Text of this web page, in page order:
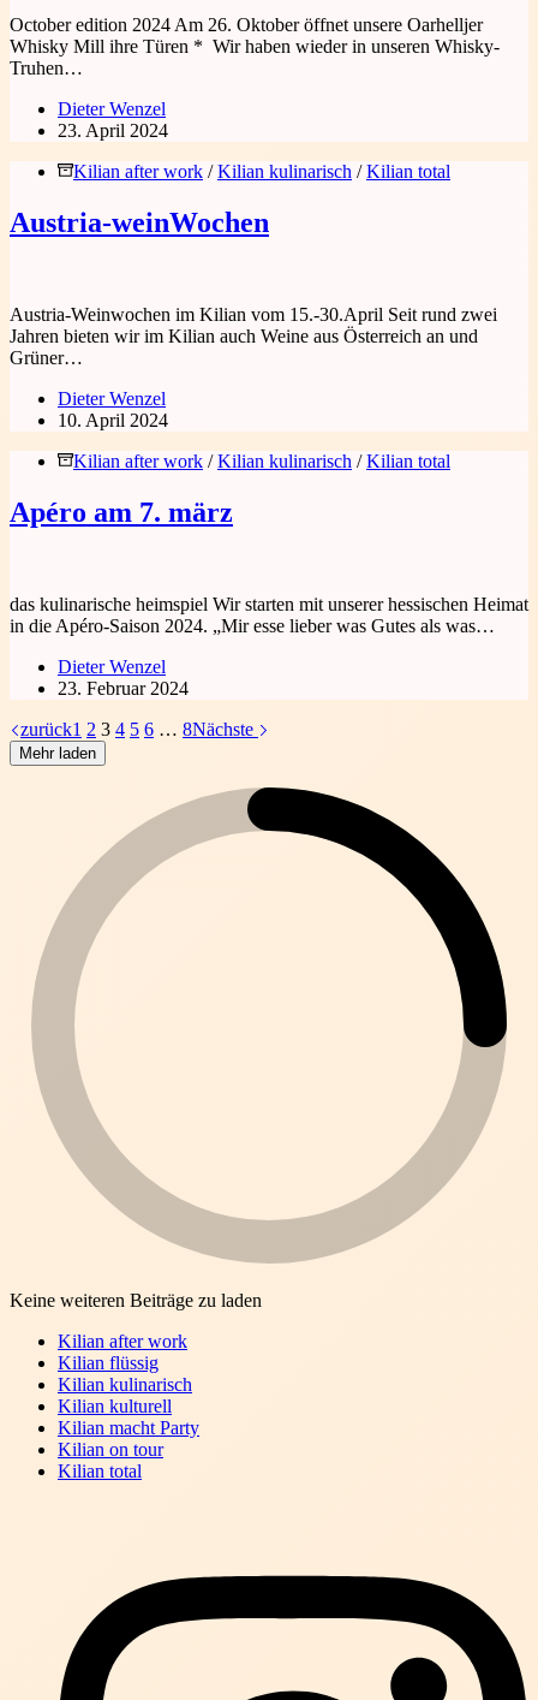
October edition 2024 Am 26. Oktober öffnet unsere Oarhelljer
Whisky Mill ihre Türen * Wir haben wieder in unseren Whisky-
Truhen…
Dieter Wenzel
23. April 2024
Kilian after work /Kilian kulinarisch /Kilian total
Austria-weinWochen
Austria-Weinwochen im Kilian vom 15.-30.April Seit rund zwei
Jahren bieten wir im Kilian auch Weine aus Österreich an und
Grüner…
Dieter Wenzel
10. April 2024
Kilian after work /Kilian kulinarisch /Kilian total
Apéro am 7. märz
das kulinarische heimspiel Wir starten mit unserer hessischen Heimat
in die Apéro-Saison 2024. „Mir esse lieber was Gutes als was…
Dieter Wenzel
23. Februar 2024
zurück1 2 3 4 5 6 … 8Nächste
Mehr laden
Keine weiteren Beiträge zu laden
Kilian after work
Kilian flüssig
Kilian kulinarisch
Kilian kulturell
Kilian macht Party
Kilian on tour
Kilian total